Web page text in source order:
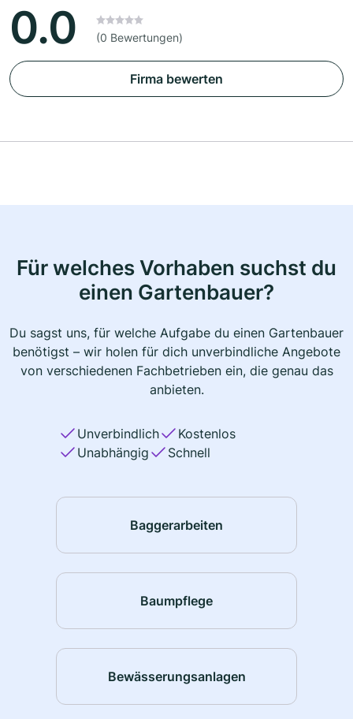
0.0 (0 Bewertungen)
Firma bewerten
Für welches Vorhaben suchst du
einen Gartenbauer?
Du sagst uns, für welche Aufgabe du einen Gartenbauer
benötigst – wir holen für dich unverbindliche Angebote
von verschiedenen Fachbetrieben ein, die genau das
anbieten.
Unverbindlich
Kostenlos
Unabhängig
Schnell
Baggerarbeiten
Baumpflege
Bewässerungsanlagen